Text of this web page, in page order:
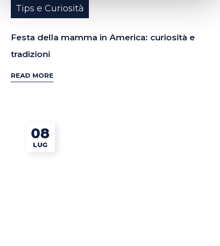
Tips e Curiosità
Festa della mamma in America: curiosità e
tradizioni
READ MORE
08
LUG